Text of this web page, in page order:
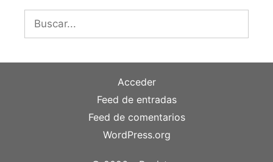
Buscar:
Acceder
Feed de entradas
Feed de comentarios
WordPress.org